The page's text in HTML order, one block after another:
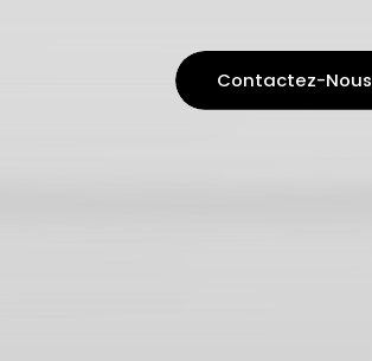
Contactez-Nous